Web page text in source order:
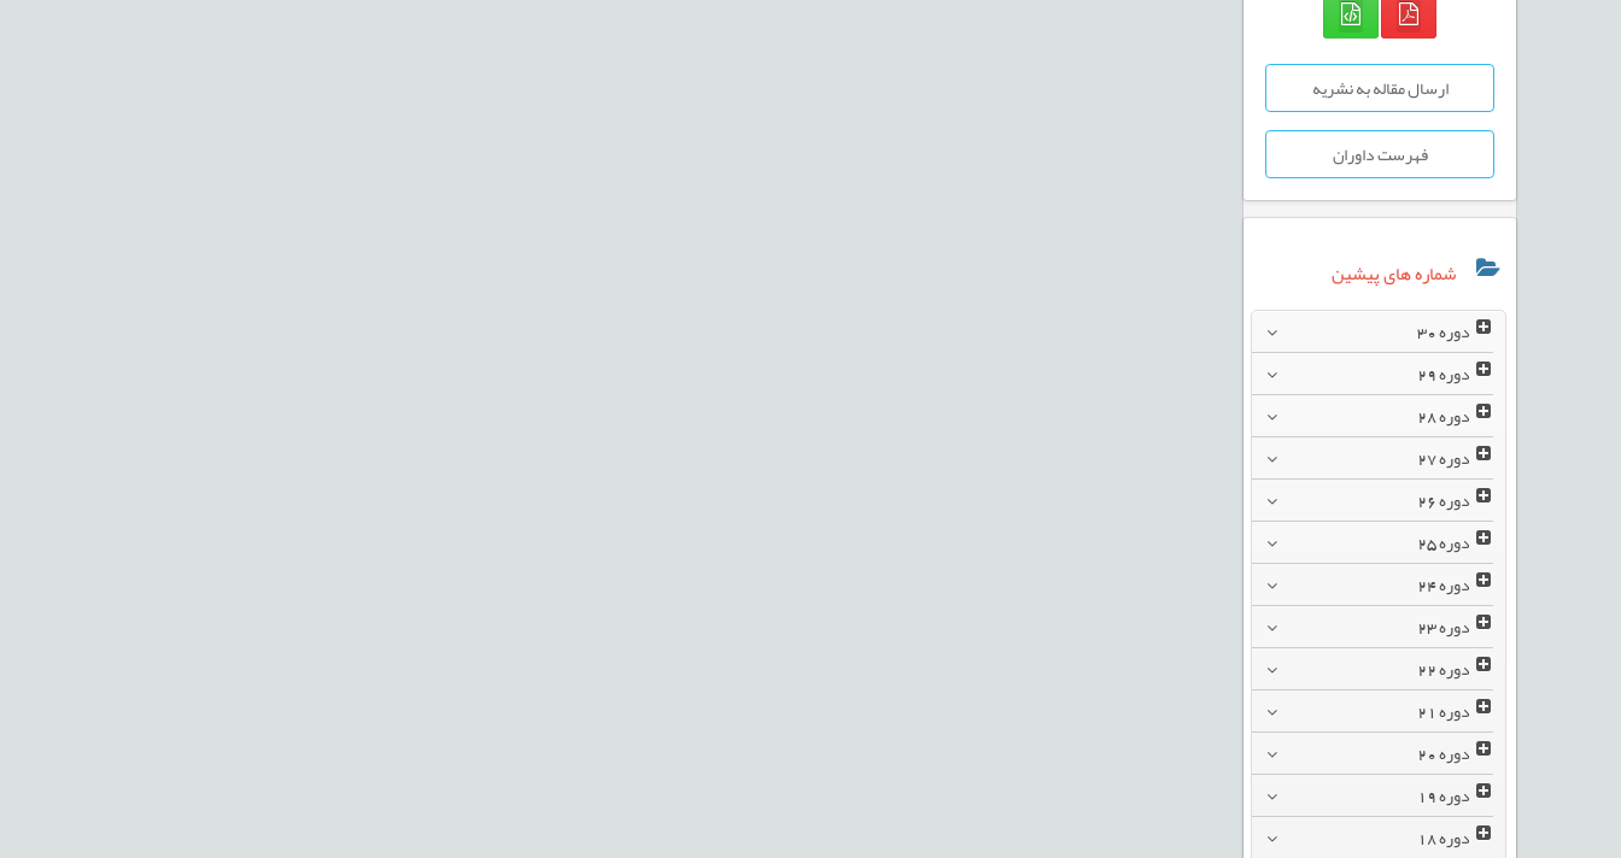
ارسال مقاله به نشریه
فهرست داوران
شماره های پیشین
دوره
دوره
دوره
دوره
دوره
دوره
دوره
دوره
دوره
دوره
دوره
دوره
دوره